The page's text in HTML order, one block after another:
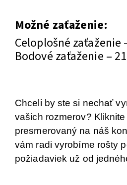
Možné zaťaženie:
Celoplošné zaťaženie
Bodové zaťaženie –
Chceli by ste si nechať
vašich rozmerov? Kliknite
presmerovaný na náš
vám radi vyrobíme rošty
požiadaviek už od